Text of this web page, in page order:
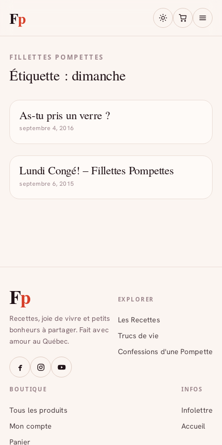
Fp
FILLETTES POMPETTES
Étiquette : dimanche
- DRÔLE D'ALCOOL Fp
As-tu pris un verre ?
septembre 4, 2016
- DRÔLE D'ALCOOL
Lundi Congé! – Fillettes Pompettes
septembre 6, 2015
Fp
Recettes, joie de vivre et petits
bonheurs à partager. Fait avec
amour au Québec.
EXPLORER
Les Recettes
Trucs de vie
Confessions d'une Pompette
BOUTIQUE
Tous les produits
Mon compte
Panier
INFOS
Infolettre
Accueil